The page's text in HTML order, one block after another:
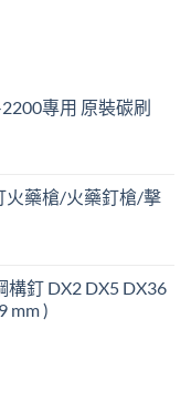
2200專用 原裝碳刷
火藥槍/火藥釘槍/擊
構釘 DX2 DX5 DX36
mm )